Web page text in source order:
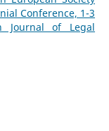
Conference, 1-3
Journal of Legal